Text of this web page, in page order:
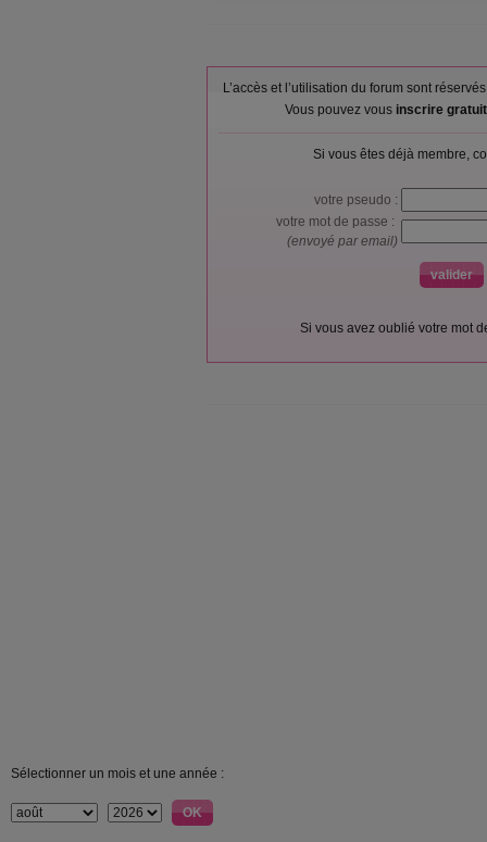
L’accès et l’utilisation du forum sont
Vous pouvez vous inscrire
Si vous êtes déjà membre,
votre pseudo :
votre mot de passe :
(envoyé par email)
Si vous avez oublié votre mot
Sélectionner un mois et une année :